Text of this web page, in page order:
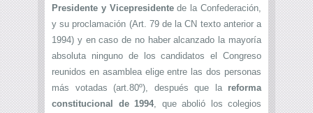
Presidente y Vicepresidentede la Confederación,
y su proclamación (Art. 79 de la CN texto anterior a
1994) y en caso de no haber alcanzado la mayoría
absoluta ninguno de los candidatos el Congreso
reunidos en asamblea elige entre las dos personas
más votadas (art.80º), después que la reforma
constitucional de 1994, que abolió los colegios